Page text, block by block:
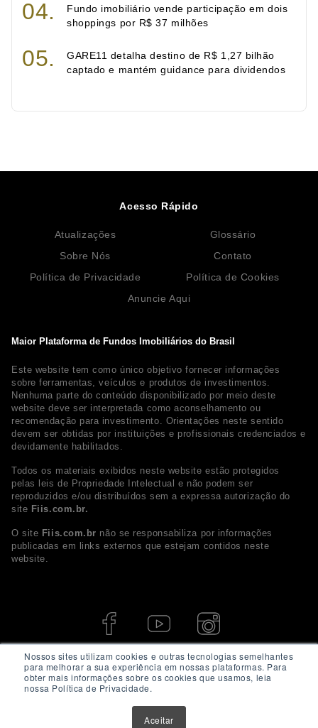
Nossos sites utilizam cookies e outras tecnologias semelhantes
para melhorar a sua experiência em nossas plataformas. Para
obter mais informações sobre os cookies que usamos, leia
nossa Política de Privacidade.
Aceitar
Fundo imobiliário vende participação em dois
shoppings por R$ 37 milhões
GARE11 detalha destino de R$ 1,27 bilhão
captado e mantém guidance para dividendos
Maior Plataforma de Fundos Imobiliários do Brasil
Este website tem como único objetivo fornecer informações
sobre ferramentas, veículos e produtos de investimentos.
Nenhuma parte do conteúdo disponibilizado por meio deste
website deve ser interpretada como aconselhamento ou
recomendação para investimento. Orientações neste sentido
devem ser obtidas por instituições e profissionais credenciados e
devidamente habilitados.
Todos os materiais exibidos neste website estão protegidos
pelas leis de Propriedade Intelectual e não podem ser
reproduzidos e/ou distribuídos sem a expressa autorização do
site Fiis.com.br.
O site Fiis.com.br não se responsabiliza por informações
publicadas em links externos que estejam contidos neste
website.
Acesso Rápido
Atualizações
Glossário
Sobre Nós
Contato
Política de Privacidade
Política de Cookies
Anuncie Aqui
© 2026 - Fiis.com.br. Todos os direitos Reservados.